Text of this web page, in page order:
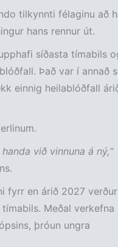
tilkynnti félaginu að
hans rennur út.
síðasta tímabils
Það var í annað
einnig heilablóðfall
við vinnuna á ný,“
fyrr en árið 2027 verður
Meðal verkefna
þróun ungra